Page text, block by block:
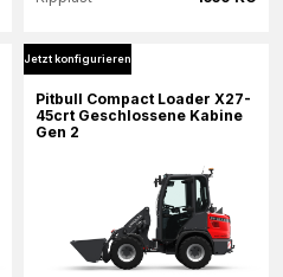
Mehr Informationen
Jetzt konfigurieren
Pitbull Compact Loader X27-
45crt Geschlossene Kabine
Gen 2